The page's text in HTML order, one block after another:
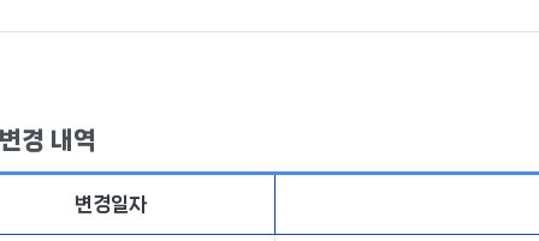
경 내역
변경일자